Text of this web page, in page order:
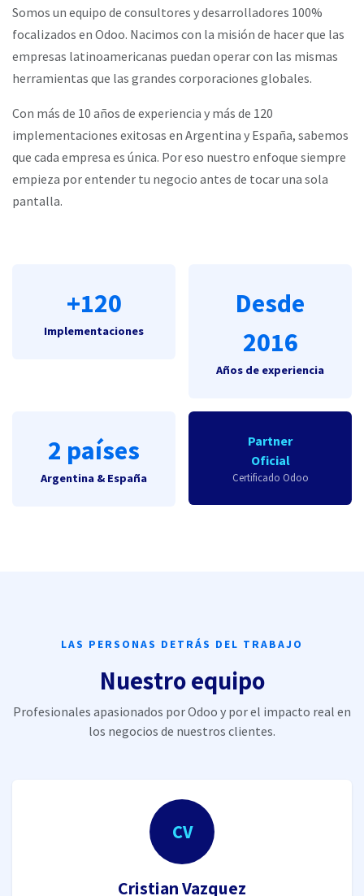
Somos un equipo de consultores y desarrolladores 100%
focalizados en Odoo. Nacimos con la misión de hacer que las
empresas latinoamericanas puedan operar con las mismas
herramientas que las grandes corporaciones globales.
Con más de 10 años de experiencia y más de 120
implementaciones exitosas en Argentina y España, sabemos
que cada empresa es única. Por eso nuestro enfoque siempre
empieza por entender tu negocio antes de tocar una sola
pantalla.
+120
Implementaciones
Desde
2016
Años de experiencia
2 países
Argentina & España
Partner
Oficial
Certificado Odoo
LAS PERSONAS DETRÁS DEL TRABAJO
Nuestro equipo
Profesionales apasionados por Odoo y por el impacto real en
los negocios de nuestros clientes.
CV
Cristian Vazquez